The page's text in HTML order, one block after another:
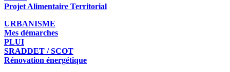
Projet Alimentaire Territorial
URBANISME
Mes démarches
PLUI
SRADDET / SCOT
Rénovation énergétique